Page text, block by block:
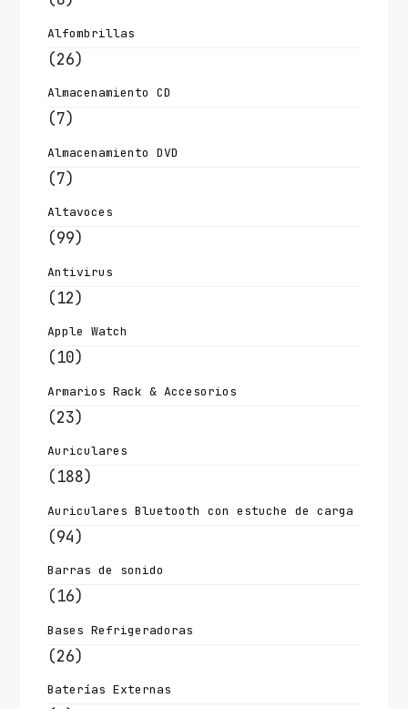
Alfombrillas
(26)
Almacenamiento CD
(7)
Almacenamiento DVD
(7)
Altavoces
(99)
Antivirus
(12)
Apple Watch
(10)
Armarios Rack & Accesorios
(23)
Auriculares
(188)
Auriculares Bluetooth con estuche de carga
(94)
Barras de sonido
(16)
Bases Refrigeradoras
(26)
Baterías Externas